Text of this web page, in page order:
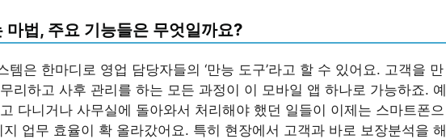
마법, 주요 기능들은 무엇일까요?
템은 한마디로 영업 담당자들의 ‘만능 도구’라고 할 수 있어요. 고객을 만
리하고 사후 관리를 하는 모든 과정이 이 모바일 앱 하나로 가능하죠. 예
다니거나 사무실에 돌아와서 처리해야 했던 일들이 이제는 스마트폰으
업무 효율이 확 올라갔어요. 특히 현장에서 고객과 바로 보장분석을 해